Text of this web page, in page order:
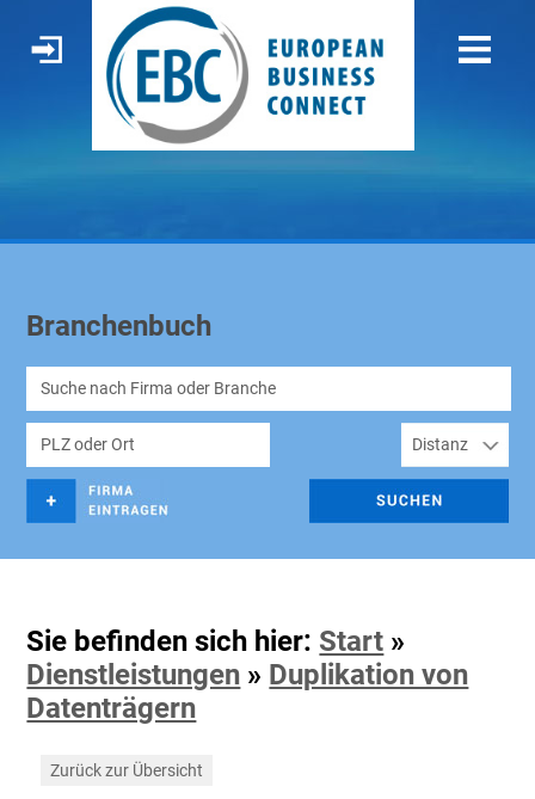
Branchenbuch
Sie befinden sich hier: Start »
Dienstleistungen » Duplikation von
Datenträgern
Zurück zur Übersicht